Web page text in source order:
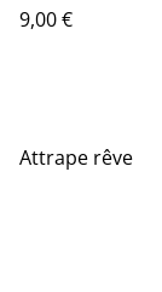
9,00 €
Attrape rêve